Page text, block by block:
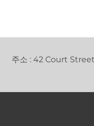
주소 : 42 Court